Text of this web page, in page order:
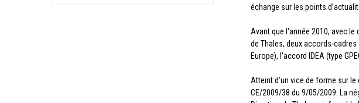
échange sur les points
Avant que l'année 2010, avec le
de Thales, deux accords-cadres
Europe), l'accord IDEA (type
Atteint d’un vice de forme sur
CE/2009/38 du 9/05/2009. La